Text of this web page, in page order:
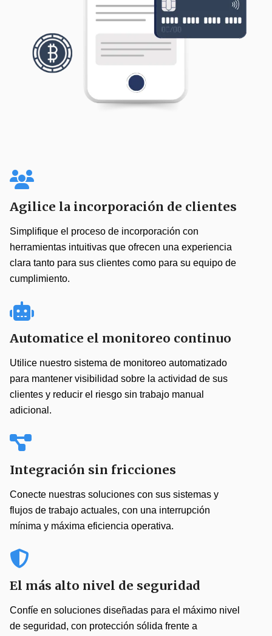
Agilice la incorporación de clientes
Simplifique el proceso de incorporación con
herramientas intuitivas que ofrecen una experiencia
clara tanto para sus clientes como para su equipo de
cumplimiento.
Automatice el monitoreo continuo
Utilice nuestro sistema de monitoreo automatizado
para mantener visibilidad sobre la actividad de sus
clientes y reducir el riesgo sin trabajo manual
adicional.
Integración sin fricciones
Conecte nuestras soluciones con sus sistemas y
flujos de trabajo actuales, con una interrupción
mínima y máxima eficiencia operativa.
El más alto nivel de seguridad
Confíe en soluciones diseñadas para el máximo nivel
de seguridad, con protección sólida frente a